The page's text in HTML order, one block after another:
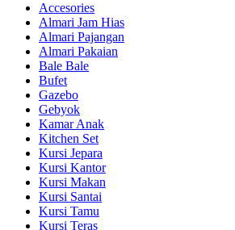
Accesories
Almari Jam Hias
Almari Pajangan
Almari Pakaian
Bale Bale
Bufet
Gazebo
Gebyok
Kamar Anak
Kitchen Set
Kursi Jepara
Kursi Kantor
Kursi Makan
Kursi Santai
Kursi Tamu
Kursi Teras